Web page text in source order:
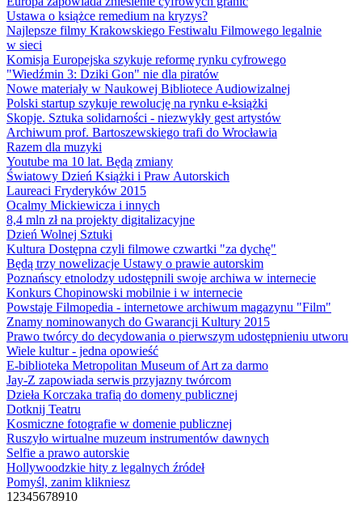
Ustawa o książce remedium na kryzys?
Najlepsze filmy Krakowskiego Festiwalu Filmowego legalnie
w sieci
Komisja Europejska szykuje reformę rynku cyfrowego
"Wiedźmin 3: Dziki Gon" nie dla piratów
Nowe materiały w Naukowej Bibliotece Audiowizalnej
Polski startup szykuje rewolucję na rynku e-książki
Skopje. Sztuka solidarności - niezwykły gest artystów
Archiwum prof. Bartoszewskiego trafi do Wrocławia
Razem dla muzyki
Youtube ma 10 lat. Będą zmiany
Światowy Dzień Książki i Praw Autorskich
Laureaci Fryderyków 2015
Ocalmy Mickiewicza i innych
8,4 mln zł na projekty digitalizacyjne
Dzień Wolnej Sztuki
Kultura Dostępna czyli filmowe czwartki "za dychę"
Będą trzy nowelizacje Ustawy o prawie autorskim
Poznańscy etnolodzy udostępnili swoje archiwa w internecie
Konkurs Chopinowski mobilnie i w internecie
Powstaje Filmopedia - internetowe archiwum magazynu "Film"
Znamy nominowanych do Gwarancji Kultury 2015
Prawo twórcy do decydowania o pierwszym udostępnieniu utworu
Wiele kultur - jedna opowieść
E-biblioteka Metropolitan Museum of Art za darmo
Jay-Z zapowiada serwis przyjazny twórcom
Dzieła Korczaka trafią do domeny publicznej
Dotknij Teatru
Kosmiczne fotografie w domenie publicznej
Ruszyło wirtualne muzeum instrumentów dawnych
Selfie a prawo autorskie
Hollywoodzkie hity z legalnych źródeł
Pomyśl, zanim klikniesz
1 2345678910